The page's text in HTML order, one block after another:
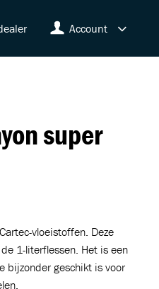
Account
super
vloeistoffen. Deze
1-literflessen. Het is een
bijzonder geschikt is voor